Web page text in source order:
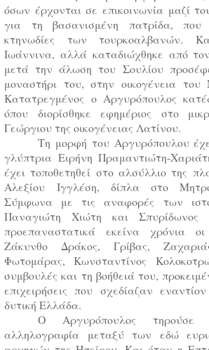
όσων έρχονται σε επικοινωνία μαζί
για τη βασανισμένη πατρίδα, που
κτηνωδίες των τουρκοαλβανών.
Ιωάννινα, αλλά καταδιώχθηκε από
μετά την άλωση του Σουλίου
μοναστήρι του, στην οικογένεια
Κατατρεγμένος ο Αργυρόπουλος
όπου διορίσθηκε εφημέριος στο
Γεώργιου της οικογένειας Λατίνου.
Τη μορφή του Αργυρόπουλου
γλύπτρια Ειρήνη Πραμαντιώτη-
έχει τοποθετηθεί στο αλσύλλιο της
Αλεξίου Ιγγλέση, δίπλα στο
Σύμφωνα με τις αναφορές των
Παναγιώτη Χιώτη και
προεπαναστατικά εκείνα χρόνια
Ζάκυνθο Δράκος, Γρίβας,
Φωτομάρας, Κωνσταντίνος
συμβουλές και τη βοήθειά του,
επιχειρήσεις που σχεδίαζαν
δυτική Ελλάδα.
Ο Αργυρόπουλος
αλληλογραφία μεταξύ των εδώ